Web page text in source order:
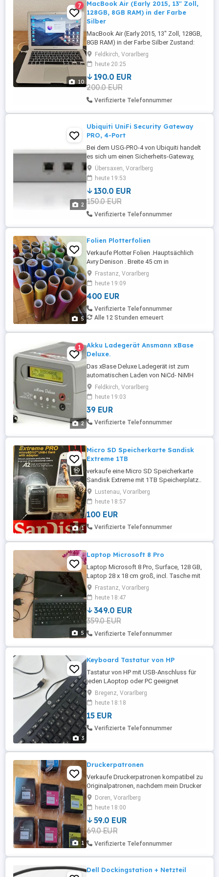
10
7
MacBook Air (Early 2015, 13" Zoll,
128GB, 8GB RAM) in der Farbe
Silber
MacBook Air (Early 2015, 13" Zoll, 128GB,
8GB RAM) in der Farbe Silber Zustand:
Sehr guter Zustand ohne merklichen
Gebrauchsspuren Akkulaufzeit ca. 4-5h je
nach Nutzung Netzteil Ladegerät ist
vorhanden und wird mitgegeben
Feldkirch, Vorarlberg
heute 20:25
190.0 EUR
200.0 EUR
Verifizierte Telefonnummer
2
Ubiquiti UniFi Security Gateway
PRO, 4-Port
Bei dem USG-PRO-4 von Ubiquiti handelt
es sich um einen Sicherheits-Gateway,
das mit zwei RJ45 PoE-Ports für die
Ausgangsleistung sowie zwei
kombinierten RJ45 SFP-Ports und einem
seriellen RJ45-Konsolenport ausgestattet
ist. Des Weiteren ist es mit einem Dual-
Core-Prozessor mit 1 GHz sowie 2 GB
DDR3 ...
Übersaxen, Vorarlberg
heute 19:53
130.0 EUR
150.0 EUR
Verifizierte Telefonnummer
5
Folien Plotterfolien
Verkaufe Plotter Folien .Hauptsächlich
Avry Denison . Breite 45 cm in
Verschiedenen Längen Verschiedene
Farben wie auf dem Bild ersichtlich.
Gesamtlänge zusammengezählt Ergeben
eine Länge von ca 185 Meter. Bei manchen
ist mehr drauf und bei anderen weniger.
Frastanz, Vorarlberg
heute 19:09
400 EUR
Verifizierte Telefonnummer
Alle 12 Stunden erneuert
2
1
Akku Ladegerät Ansmann xBase
Deluxe.
Das xBase Deluxe Ladegerät ist zum
automatischen Laden von NiCd- NiMH
Akkupacks mit 1 bis 14 Zellen (1,2-16,8V
DC), LiIon- LiPo Akkupacks mit 1 bis 5
Zellen (3,6-18,5V DC) oder PB Akkus mit 1
bis 6 Zellen (2,0-12 V DC) konzipiert.
Durch seinen primärseitigen AC und DC
universell ...
Feldkirch, Vorarlberg
heute 19:03
39 EUR
Verifizierte Telefonnummer
1
Micro SD Speicherkarte Sandisk
Extreme 1TB
verkaufe eine Micro SD Speicherkarte
Sandisk Extreme mit 1TB Speicherplatz..
Lustenau, Vorarlberg
heute 18:57
100 EUR
Verifizierte Telefonnummer
5
Laptop Microsoft 8 Pro
Laptop Microsoft 8 Pro, Surface, 128 GB,
Laptop 28 x 18 cm groß, incl. Tasche mit
Tragegurt, Ladegerät, zurückgesetzt
durch E-Werk - Frastanz (Rechnung
vorhanden) kleine Beschädigung am
Rahmen,
Frastanz, Vorarlberg
heute 18:47
349.0 EUR
359.0 EUR
Verifizierte Telefonnummer
3
Keyboard Tastatur von HP
Tastatur von HP mit USB-Anschluss für
jeden LAoptop oder PC geeignet
Bregenz, Vorarlberg
heute 18:18
15 EUR
Verifizierte Telefonnummer
1
Druckerpatronen
Verkaufe Druckerpatronen kompatibel zu
Originalpatronen, nachdem mein Drucker
zu hohe Reparaturkosten aufweist. Die
Patronen sind noch Original verpackt!!! 2x
Typ HP 950 XL Schwarz 2x Typ HP 951 XL
Yellow 2x Typ HP 951 XL Magenta 1x Typ
HP 951 XL Cyan dazu Gratis 4x Typ HP 950
951 XL Schwarz, Yellow, ...
Doren, Vorarlberg
heute 18:00
59.0 EUR
69.0 EUR
Verifizierte Telefonnummer
Dell Dockingstation + Netzteil